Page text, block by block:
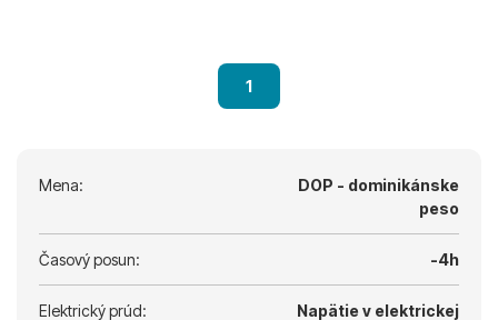
1
Mena:
DOP - dominikánske
peso
Časový posun: -4h
Elektrický prúd:
Napätie v elektrickej